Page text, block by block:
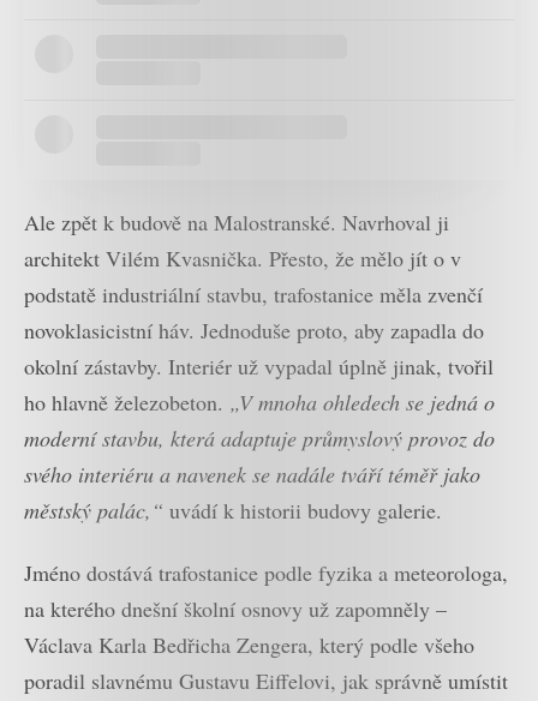
Ale zpět k budově na Malostranské. Navrhoval ji
architekt Vilém Kvasnička. Přesto, že mělo jít o v
podstatě industriální stavbu, trafostanice měla zvenčí
novoklasicistní háv. Jednoduše proto, aby zapadla do
okolní zástavby. Interiér už vypadal úplně jinak, tvořil
ho hlavně železobeton. „V mnoha ohledech se jedná o
moderní stavbu, která adaptuje průmyslový provoz do
svého interiéru a navenek se nadále tváří téměř jako
městský palác,“ uvádí k historii budovy galerie.
Jméno dostává trafostanice podle fyzika a meteorologa,
na kterého dnešní školní osnovy už zapomněly –
Václava Karla Bedřicha Zengera, který podle všeho
poradil slavnému Gustavu Eiffelovi, jak správně umístit